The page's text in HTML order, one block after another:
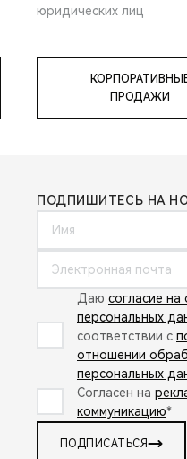
юридических лиц
ПРОДАЖИ
ПОДПИШИТЕСЬ НА
Даю согласие
персональных
соответствии с
отношении
персональных
Согласен на
коммуникацию*
ПОДПИСАТЬСЯ